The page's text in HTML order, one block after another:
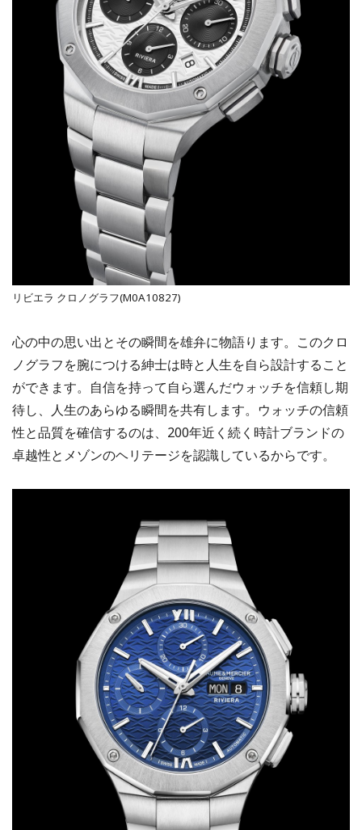
リビエラ クロノグラフ(M0A10827)
心の中の思い出とその瞬間を雄弁に物語ります。このクロ
ノグラフを腕につける紳士は時と人生を自ら設計すること
ができます。自信を持って自ら選んだウォッチを信頼し期
待し、人生のあらゆる瞬間を共有します。ウォッチの信頼
性と品質を確信するのは、200年近く続く時計ブランドの
卓越性とメゾンのヘリテージを認識しているからです。